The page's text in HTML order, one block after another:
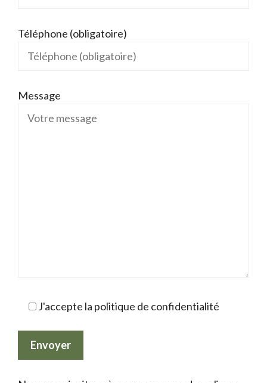
Téléphone (obligatoire)
Message
J'accepte la politique de confidentialité